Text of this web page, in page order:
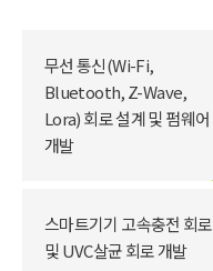
무선 통신(Wi-Fi,
Bluetooth, Z-Wave,
Lora) 회로 설계 및 펌웨어
개발
스마트기기 고속충전 회로
및 UVC살균 회로 개발